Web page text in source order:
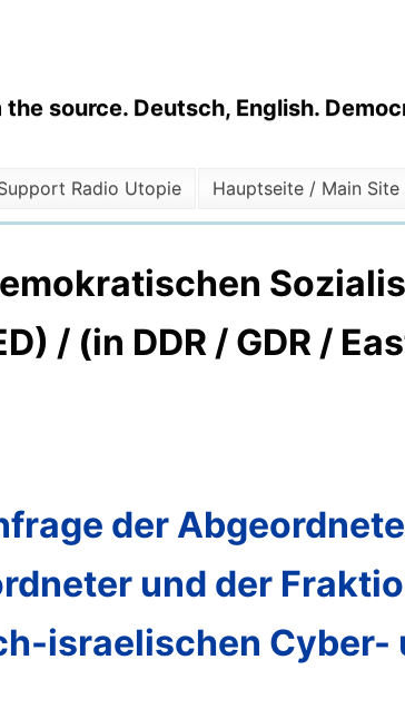
source. Deutsch, English.
Radio Utopie Hauptseite / Main Site
/ (in DDR / GDR /
der
und der
israelischen Cyber-